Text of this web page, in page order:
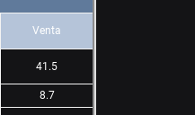
Venta
41.5
8.7